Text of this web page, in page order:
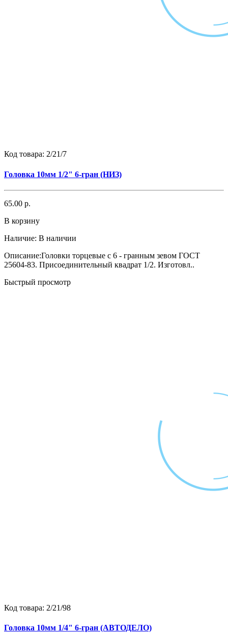
Код товара: 2/21/7
Головка 10мм 1/2" 6-гран (НИЗ)
65.00 р.
В корзину
Наличие: В наличии
Описание:Головки торцевые с 6 - гранным зевом ГОСТ
25604-83. Присоединительный квадрат 1/2. Изготовл..
Быстрый просмотр
Код товара: 2/21/98
Головка 10мм 1/4" 6-гран (АВТОДЕЛО)